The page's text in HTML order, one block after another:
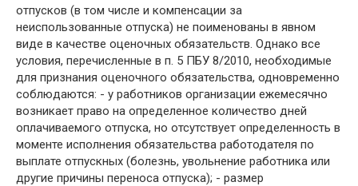
отпусков (в том числе и компенсации за
неиспользованные отпуска) не поименованы в явном
виде в качестве оценочных обязательств. Однако все
условия, перечисленные в п. 5 ПБУ 8/2010, необходимые
для признания оценочного обязательства, одновременно
соблюдаются: - у работников организации ежемесячно
возникает право на определенное количество дней
оплачиваемого отпуска, но отсутствует определенность в
моменте исполнения обязательства работодателя по
выплате отпускных (болезнь, увольнение работника или
другие причины переноса отпуска); - размер